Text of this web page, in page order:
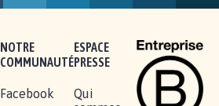
NOTRE
COMMUNAUTÉ
Facebook
ESPACE
PRESSE
Qui